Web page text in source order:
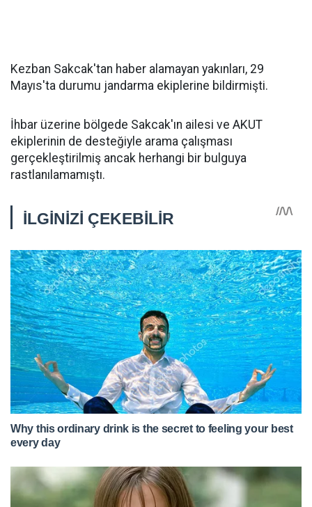
Kezban Sakcak'tan haber alamayan yakınları, 29
Mayıs'ta durumu jandarma ekiplerine bildirmişti.
İhbar üzerine bölgede Sakcak'ın ailesi ve AKUT
ekiplerinin de desteğiyle arama çalışması
gerçekleştirilmiş ancak herhangi bir bulguya
rastlanılamamıştı.